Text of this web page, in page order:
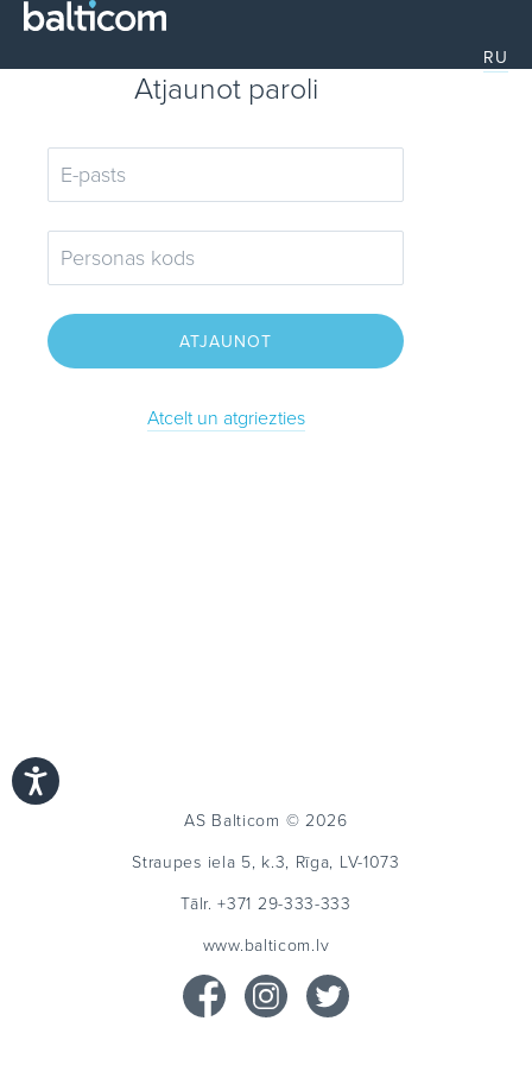
RU
Atjaunot paroli
ATJAUNOT
Atcelt un atgriezties
AS Balticom © 2026
Straupes iela 5, k.3, Rīga, LV-1073
Tālr.+371 29-333-333
www.balticom.lv